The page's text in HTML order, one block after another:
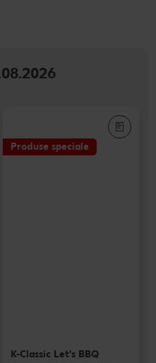
Produse speciale
K-Classic Let's BBQ